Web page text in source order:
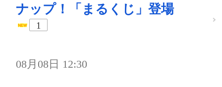
ナップ！「まるくじ」登場
1
08月08日 12:30